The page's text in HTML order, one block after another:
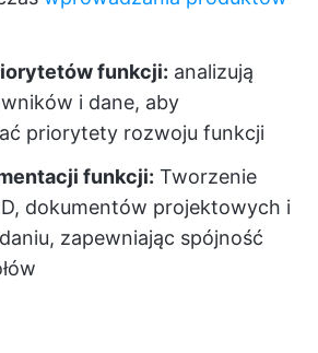
funkcji: analizują
i dane, aby
priorytety rozwoju funkcji
funkcji: Tworzenie
dokumentów projektowych i
zapewniając spójność